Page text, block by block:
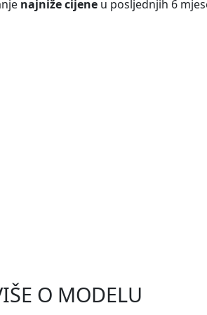
najniže cijene u posljednjih 6
O MODELU